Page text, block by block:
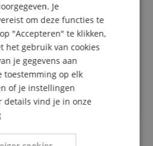
op 06.07.2022
Set
vertaald. Originele taal
de hele avond ! Ze doen
en zijn niet per se opvallend
Je
om deze functies te
"Accepteren" te klikken,
het gebruik van cookies
je gegevens aan
toestemming op elk
of je instellingen
details vind je in onze